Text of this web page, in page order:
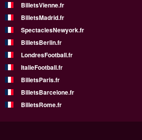
BilletsVienne.fr
BilletsMadrid.fr
SpectaclesNewyork.fr
BilletsBerlin.fr
LondresFootball.fr
ItalieFootball.fr
BilletsParis.fr
BilletsBarcelone.fr
BilletsRome.fr